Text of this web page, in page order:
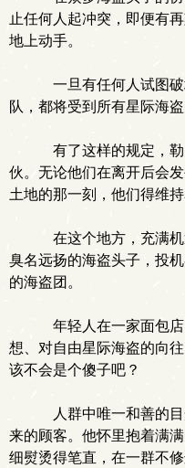
止任何人起冲突，即便有
地上动手。
一旦有任何人试图破
队，都将受到所有星际海盗
有了这样的规定，勒
伙。无论他们在离开后会
土地的那一刻，他们得维持
在这个地方，充满
臭名远扬的海盗头子，投
的海盗团。
年轻人在一家面包
想、对自由星际海盗的向
该不会是个傻子吧？
人群中唯一和善的目
来的顾客。他怀里抱着满
细熨烫得笔直，在一群不